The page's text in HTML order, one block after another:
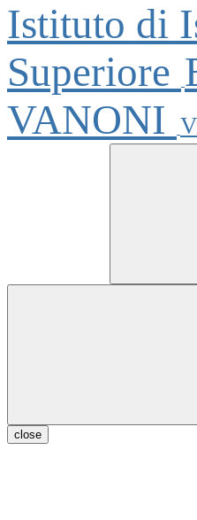
Istituto di
Superiore
VANONI
close